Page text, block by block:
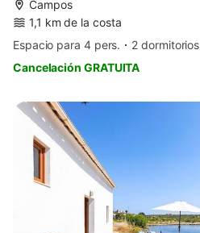
Campos
1,1 km de la costa
Espacio para 4 pers.
2 dormitorios
Cancelación GRATUITA